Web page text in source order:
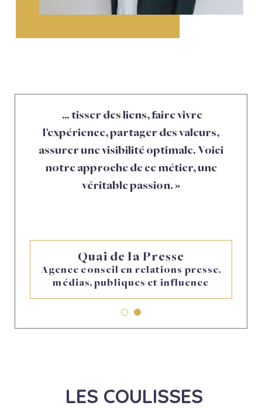
… tisser des liens, faire vivre
l’expérience, partager des valeurs,
assurer une visibilité optimale. Voici
notre approche de ce métier, une
véritable passion. »
Quai de la Presse
Agence conseil en relations presse,
médias, publiques et influence
LES COULISSES